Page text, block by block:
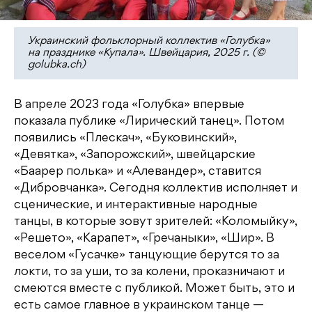
Украинский фольклорный коллектив «Голубка»
на празднике «Купала». Швейцария, 2025 г. (©
golubka.ch)
В апреле 2023 года «Голубка» впервые
показала публике «Лирический танец». Потом
появились «Плескач», «Буковинский»,
«Девятка», «Запорожский», швейцарские
«Баарер полька» и «Алевандер», ставится
«Дибровчанка». Сегодня коллектив исполняет и
сценические, и интерактивные народные
танцы, в которые зовут зрителей: «Коломыйку»,
«Решето», «Карапет», «Гречаныки», «Шир». В
веселом «Гусачке» танцующие берутся то за
локти, то за уши, то за колени, проказничают и
смеются вместе с публикой. Может быть, это и
есть самое главное в украинском танце —